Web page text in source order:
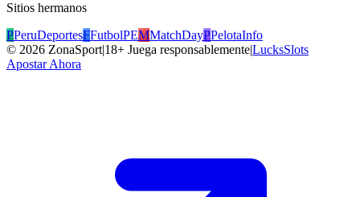
Sitios hermanos
PPeruDeportesFFutbolPEMMatchDayPPelotaInfo
© 2026 ZonaSport|18+ Juega responsablemente|LucksSlots
Apostar Ahora